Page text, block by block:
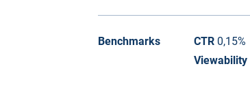
Benchmarks CTR 0,15%
Viewability